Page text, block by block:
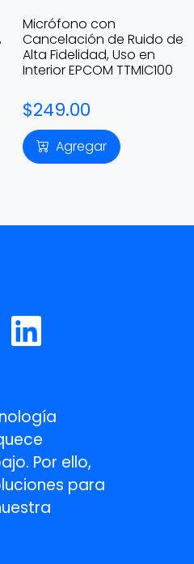
Micrófono con
Cancelación de Ruido de
Alta Fidelidad, Uso en
Interior EPCOM TTMIC100
$249.00
Agregar
Por ello,
para